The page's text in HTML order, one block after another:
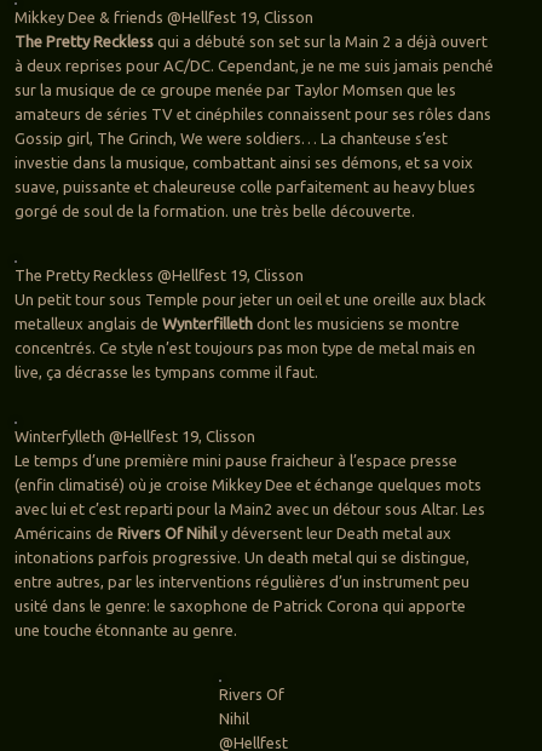
Mikkey Dee & friends @Hellfest 19, Clisson
The Pretty Reckless qui a débuté son set sur la Main 2 a déjà ouvert
à deux reprises pour AC/DC. Cependant, je ne me suis jamais penché
sur la musique de ce groupe menée par Taylor Momsen que les
amateurs de séries TV et cinéphiles connaissent pour ses rôles dans
Gossip girl, The Grinch, We were soldiers… La chanteuse s’est
investie dans la musique, combattant ainsi ses démons, et sa voix
suave, puissante et chaleureuse colle parfaitement au heavy blues
gorgé de soul de la formation. une très belle découverte.
The Pretty Reckless @Hellfest 19, Clisson
Un petit tour sous Temple pour jeter un oeil et une oreille aux black
metalleux anglais de Wynterfilleth dont les musiciens se montre
concentrés. Ce style n’est toujours pas mon type de metal mais en
live, ça décrasse les tympans comme il faut.
Winterfylleth @Hellfest 19, Clisson
Le temps d’une première mini pause fraicheur à l’espace presse
(enfin climatisé) où je croise Mikkey Dee et échange quelques mots
avec lui et c’est reparti pour la Main2 avec un détour sous Altar. Les
Américains de Rivers Of Nihily déversent leur Death metal aux
intonations parfois progressive. Un death metal qui se distingue,
entre autres, par les interventions régulières d’un instrument peu
usité dans le genre: le saxophone de Patrick Corona qui apporte
une touche étonnante au genre.
Rivers Of
Nihil
@Hellfest